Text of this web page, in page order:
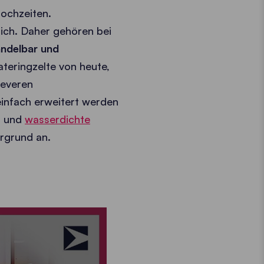
Daher gehören bei
und
von heute,
erweitert werden
und wasserdichte
an.